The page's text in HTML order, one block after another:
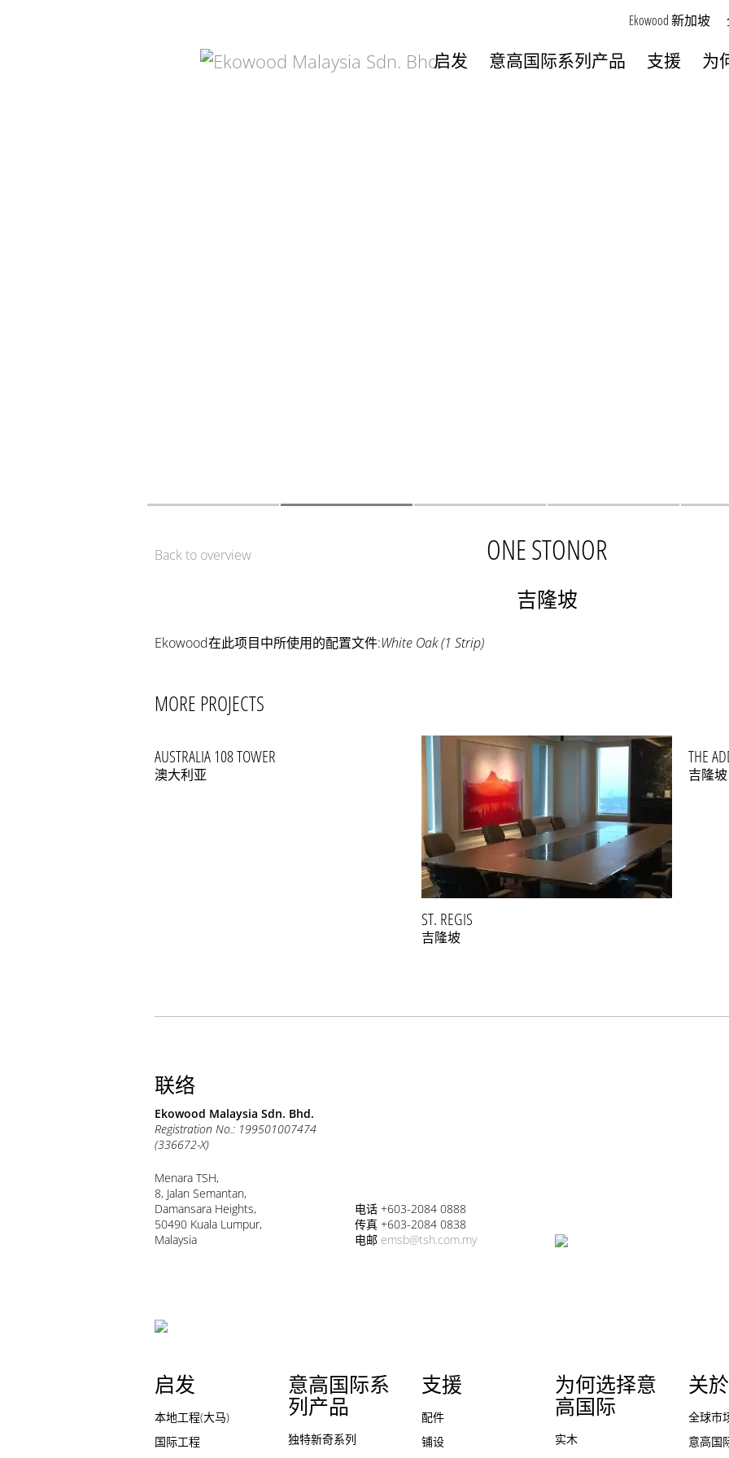
Ekowood 新加坡
启发 意高国际系列产品 支援 为
Back to overview ONE STONOR
吉隆坡
Ekowood在此项目中所使用的配置文件:White Oak (1 Strip)
MORE PROJECTS
AUSTRALIA 108 TOWER
澳大利亚
ST. REGIS
吉隆坡
THE
吉隆坡
联络
Ekowood Malaysia Sdn. Bhd.
Registration No.: 199501007474
(336672-X)
Menara TSH,
8, Jalan Semantan,
Damansara Heights,
50490 Kuala Lumpur,
Malaysia
电话 +603-2084 0888
传真 +603-2084 0838
电邮 emsb@tsh.com.my
启发
本地工程(大马)
国际工程
意高国际系
列产品
独特新奇系列
支援
配件
铺设
为何选择意
高国际
实木
关
全球市
意高国